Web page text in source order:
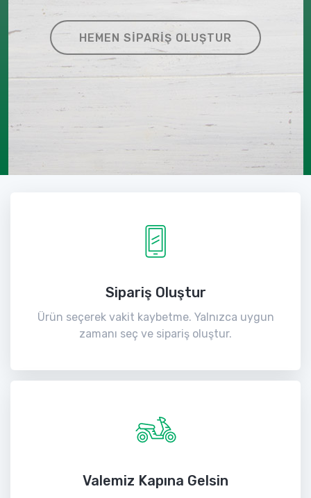
HEMEN SIPARIŞ OLUŞTUR
Sipariş Oluştur
Ürün seçerek vakit kaybetme. Yalnızca uygun
zamanı seç ve sipariş oluştur.
Valemiz Kapına Gelsin